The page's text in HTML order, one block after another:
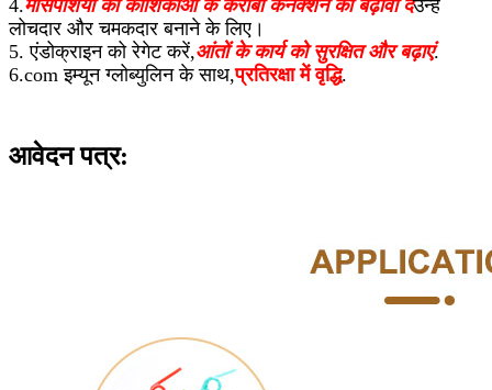
4.मांसपेशियों की कोशिकाओं के करीबी कनेक्शन को बढ़ावा देंउन्हें
लोचदार और चमकदार बनाने के लिए।
5. एंडोक्राइन को रेगेट करें,आंतों के कार्य को सुरक्षित और बढ़ाएं.
6.com इम्यून ग्लोब्युलिन के साथ,प्रतिरक्षा में वृद्धि.
आवेदन पत्र: